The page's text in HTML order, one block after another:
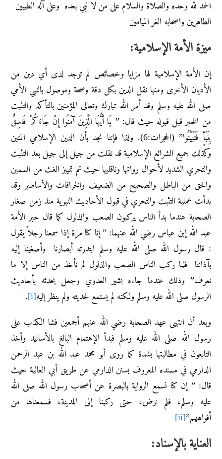
الحمد لله وحده والصلاة والسلام على من لا نبي بعده وعلى آله الطيبين
الطاهرين واصحابه الغر الميامين
ميزة الأمة الإسلامية:
إن الأمة الإسلامية لها مزايا وخصائص لم توجد لدى أي دين من
الأديان الأخرى ومنها نقل الدين بكل دقة وصحة وموصول بالنبي الأمي
صلى الله عليه وسلم وقد أمر الله تبارك وتعالى المؤمنين بالتأكد والتثبت
من الخبر قبل قبوله حيث قال: ” يَا أَيُّهَا الَّذِينَ آمَنُوا إِنْ جَاءَكُمْ فَاسِقٌ
بِنَبَأٍ فَتَبَيَّنُوا” (الحجرات:6). ولذا فإننا نجد بأن الدين الإسلامي المتين
وكذلك جميع الشرائع الإسلامية قد نقلت من جيل إلى جيل بعد التثبت
والتحري الشديد لأحوال رواتها وناقليها حيث تم تمييز الغث من السمين
والحق من الباطل والصحيح من الضعيف والخرافات والأساطير وقد
بدأت عملية التثبت والتحري في قبول الأحاديث النبوية منذ زمن صغار
الصحابة عندما بدأ الناس يركبون الصعب والذلول كما قال حبر الأمة
عبد الله إبن عباس رضي الله عنهما: ” إنا كنا مرة إذا سمعنا رجلاً يقول
: قال رسول الله صلى الله عليه وسلم ابتدرته أبصارنا وأصغينا إليه
بآذاننا فلما ركب الناس الصعب والذلول لم نأخذ من الناس إلا ما
نعرف” وذلك عندما جاءه بشير العدوي وجعل يحدثه بأحاديث
الرسول صلى الله عليه وسلم ولكنه لم يستمع لحديثه ولم ينظر إليه[i]
.
وبعد أن انتهى عهد الصحابة رضي الله عنهم أجمعين فشا الكذب على
رسول الله صلى الله عليه وسلم فبدأ الإهتمام البالغ بالأسانيد وأخذ
التابعون في مطالبتها بشدة كما روى أبو محمد عبد الله بن عبد الرحمن
الدارمي في مسنده المعروف بسنن الدارمي عن طريق أبي العالية حيث
قال: ” إن ‌كنا ‌نسمع ‌الرواية ‌بالبصرة ‌عن ‌أصحاب ‌رسول ‌الله صلى الله
عليه وسلم، فلم نرض، حتى ركبنا إلى المدينة، فسمعناها من
أفواههم”[ii]
العناية بالإسناد: